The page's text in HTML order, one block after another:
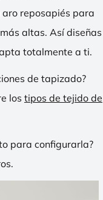
aro reposapiés para
altas. Así diseñas
totalmente a ti.
de tapizado?
los tipos de tejido de
para configurarla?